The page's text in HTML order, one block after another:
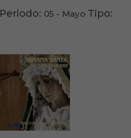
Periodo: 05 - Mayo Tipo: